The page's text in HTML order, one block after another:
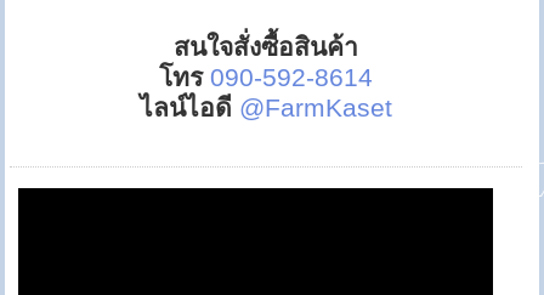
สนใจสั่งซื้อสินค้า
โทร 090-592-8614
ไลน์ไอดี @FarmKaset